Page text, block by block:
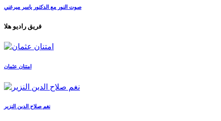
صوت النور مع الدكتور ياسر ميرغني
فريق راديو هلا
امتنان عثمان
نغم صلاح الدين النزير